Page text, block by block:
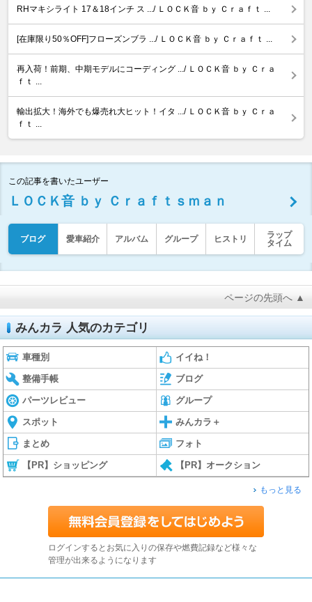
RHマキシライト 17＆18インチ ス .../ ＬＯＣＫ音 ｂｙ Ｃｒａｆｔ ...
[在庫限り50％OFF]フローズンブラ .../ ＬＯＣＫ音 ｂｙ Ｃｒａｆｔ ...
再入荷！前期、中期モデルにコーディング .../ ＬＯＣＫ音 ｂｙ Ｃｒａ
ｆｔ ...
輸出拡大！海外でも爆売れ大ヒット！イタ .../ ＬＯＣＫ音 ｂｙ Ｃｒａ
ｆｔ ...
この記事を書いたユーザー
ＬＯＣＫ音 ｂｙ Ｃｒａｆｔｓｍａｎ
ブログ 愛車紹介 アルバム グループ ヒストリ
ラップ
タイム
ページの先頭へ ▲
みんカラ 人気のカテゴリ
車種別 イイね！
整備手帳 ブログ
パーツレビュー グループ
スポット みんカラ＋
まとめ フォト
【PR】ショッピング 【PR】オークション
もっと見る
ログインするとお気に入りの保存や燃費記録など様々な
管理が出来るようになります